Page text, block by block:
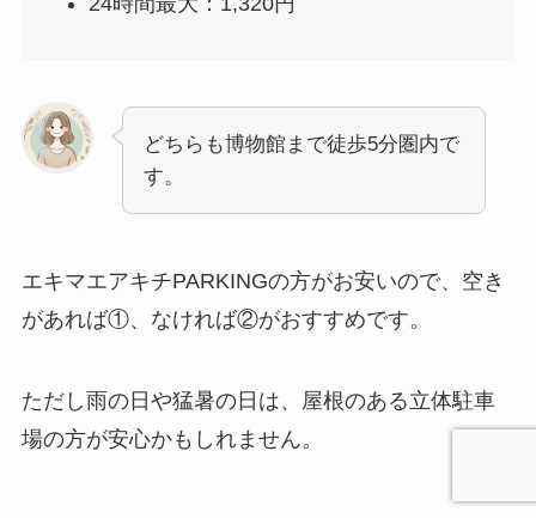
どちらも博物館まで徒歩5分圏内で
す。
エキマエアキチPARKINGの方がお安いので、空き
があれば①、なければ②がおすすめです。
ただし雨の日や猛暑の日は、屋根のある立体駐車
場の方が安心かもしれません。